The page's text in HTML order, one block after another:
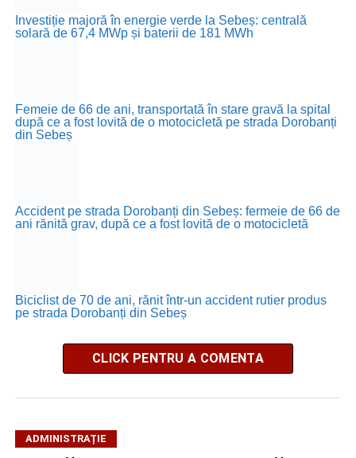
Investiție majoră în energie verde la Sebeș: centrală
solară de 67,4 MWp și baterii de 181 MWh
Femeie de 66 de ani, transportată în stare gravă la spital
după ce a fost lovită de o motocicletă pe strada Dorobanți
din Sebeș
Accident pe strada Dorobanți din Sebeș: fermeie de 66 de
ani rănită grav, după ce a fost lovită de o motocicletă
Biciclist de 70 de ani, rănit într-un accident rutier produs
pe strada Dorobanți din Sebeș
CLICK PENTRU A COMENTA
ADMINISTRAȚIE